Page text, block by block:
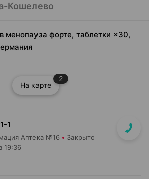
Кошелево
менопауза форте, таблетки ×30,
На карте
2
1
Аптека №16 Закрыто
19:36